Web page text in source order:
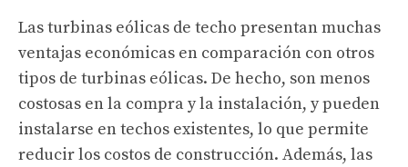
Las turbinas eólicas de techo presentan muchas
ventajas económicas en comparación con otros
tipos de turbinas eólicas. De hecho, son menos
costosas en la compra y la instalación, y pueden
instalarse en techos existentes, lo que permite
reducir los costos de construcción. Además, las